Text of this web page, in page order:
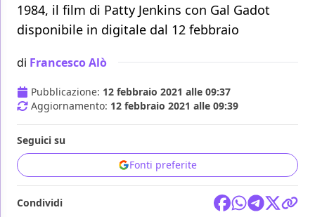
1984, il film di Patty Jenkins con Gal Gadot
disponibile in digitale dal 12 febbraio
di Francesco Alò
Pubblicazione: 12 febbraio 2021 alle 09:37
Aggiornamento: 12 febbraio 2021 alle 09:39
Seguici su
Fonti preferite
Condividi